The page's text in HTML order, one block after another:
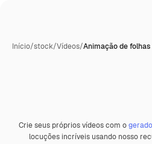
Início/stock/Vídeos/Animação de folhas
PremiumGerada com IA
Crie seus próprios vídeos com o
locuções incríveis usando nosso